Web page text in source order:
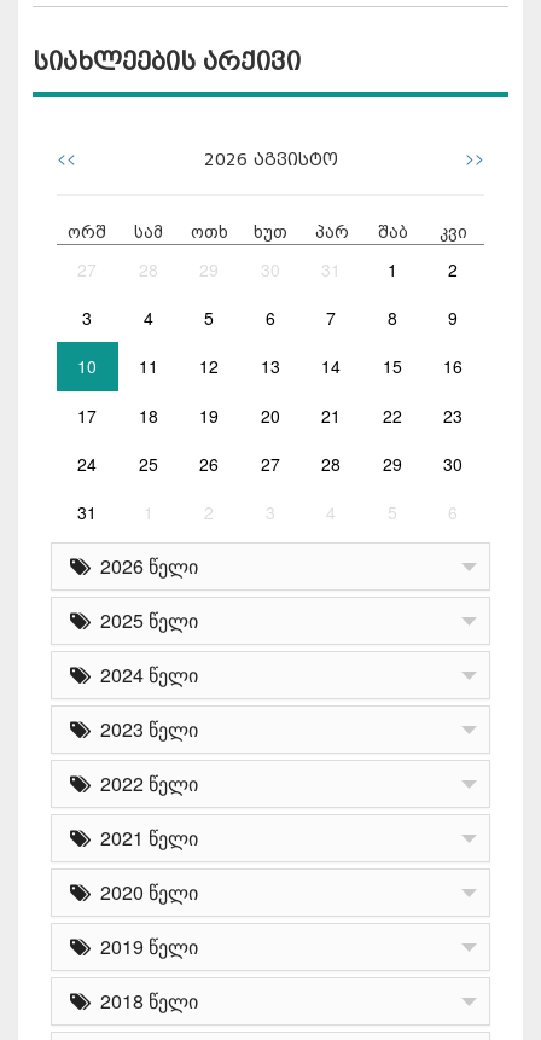
სიახლეების არქივი
<< 2026 აგვისტო >>
ორშ სამ ოთხ ხუთ პარ შაბ კვი
27 28 29 30 31 1 2
3 4 5 6 7 8 9
10 11 12 13 14 15 16
17 18 19 20 21 22 23
24 25 26 27 28 29 30
31 1 2 3 4 5 6
2026 წელი
2025 წელი
2024 წელი
2023 წელი
2022 წელი
2021 წელი
2020 წელი
2019 წელი
2018 წელი